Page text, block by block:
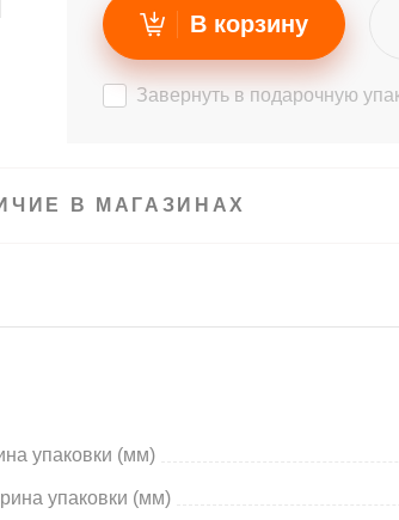
В корзину
Завернуть в подарочную
В МАГАЗИНАХ
упаковки (мм)
упаковки (мм)